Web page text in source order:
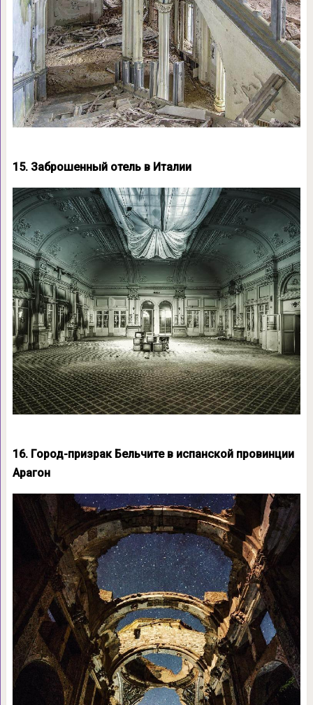
15. Заброшенный отель в Италии
16. Город-призрак Бельчите в испанской провинции
Арагон